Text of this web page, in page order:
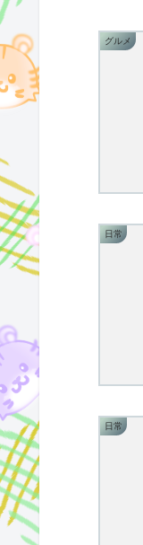
グルメ
日常
日常